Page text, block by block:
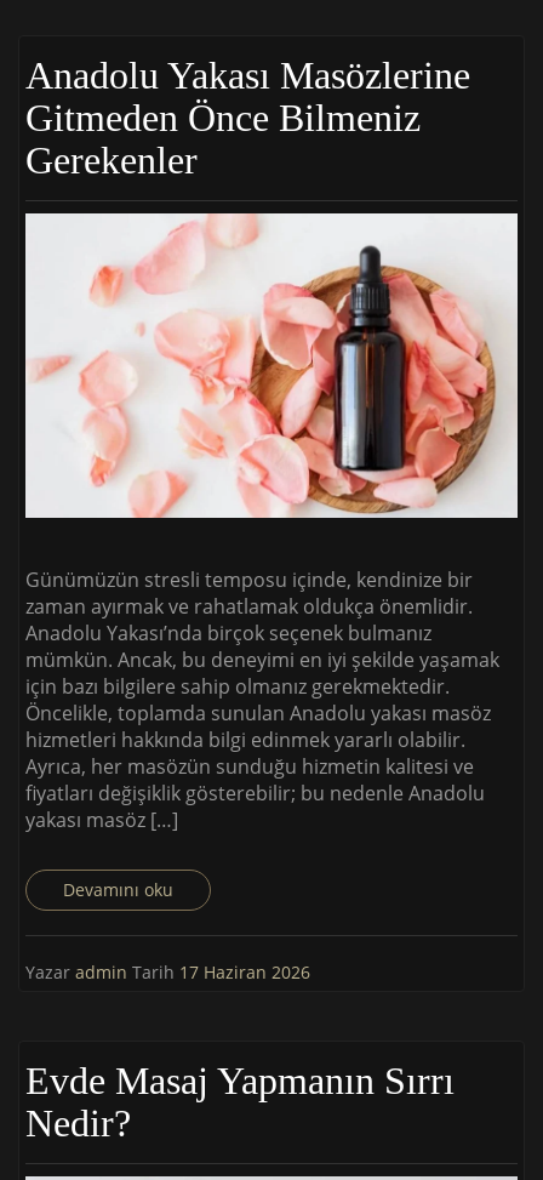
Anadolu Yakası Masözlerine
Gitmeden Önce Bilmeniz
Gerekenler
Günümüzün stresli temposu içinde, kendinize bir
zaman ayırmak ve rahatlamak oldukça önemlidir.
Anadolu Yakası’nda birçok seçenek bulmanız
mümkün. Ancak, bu deneyimi en iyi şekilde yaşamak
için bazı bilgilere sahip olmanız gerekmektedir.
Öncelikle, toplamda sunulan Anadolu yakası masöz
hizmetleri hakkında bilgi edinmek yararlı olabilir.
Ayrıca, her masözün sunduğu hizmetin kalitesi ve
fiyatları değişiklik gösterebilir; bu nedenle Anadolu
yakası masöz […]
Devamını oku
Yazar admin Tarih 17 Haziran 2026
Evde Masaj Yapmanın Sırrı
Nedir?